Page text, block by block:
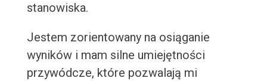
stanowiska.
Jestem zorientowany na osiąganie
wyników i mam silne umiejętności
przywódcze, które pozwalają mi